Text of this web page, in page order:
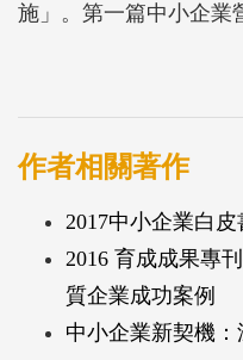
施」。第一篇中小企業
現中小企業在總體環境
融通、中小企業人力資
對策。第二篇專題以「
勢研析」與「中小企業
同國家創新創業發展
程度，以提供政府擬具
業數位化及國際化的能
作者相關著作
2017中小企業白皮
2016 育成成果專
質企業成功案例
中小企業新契機